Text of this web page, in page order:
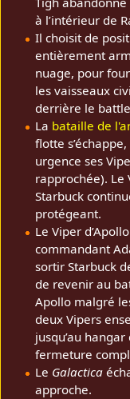
à l’intérieur de
Il choisit de
entièrement
nuage, pour
les vaisseaux
derrière le
La bataille de
flotte
urgence ses
rapprochée). Le
Starbuck
protégeant.
Le Viper
commandant
sortir Starbuck
de revenir au
Apollo malgré
deux Vipers
jusqu’au
fermeture
Le Galactica
approche.